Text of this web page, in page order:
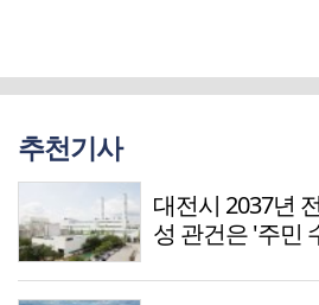
추천기사
대전시 2037년
성 관건은 '주민